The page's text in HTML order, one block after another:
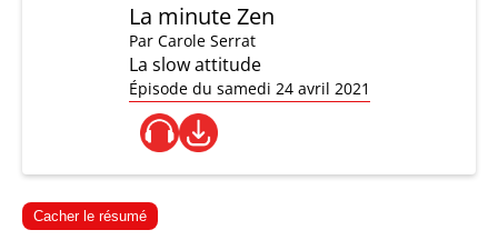
La minute Zen
Par Carole Serrat
La slow attitude
Épisode du samedi 24 avril 2021
Cacher le résumé